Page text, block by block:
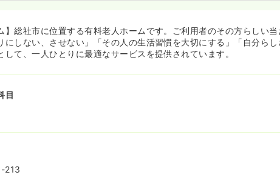
】総社市に位置する有料老人ホームです。ご利用者のその方らしい
にしない、させない」「その人の生活習慣を大切にする」「自分ら
して、一人ひとりに最適なサービスを提供されています。
目
213